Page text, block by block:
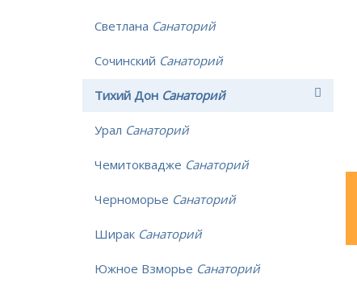
Светлана Санаторий
Сочинский Санаторий
Тихий Дон Санаторий
Урал Санаторий
Чемитоквадже Санаторий
Черноморье Санаторий
Ширак Санаторий
Южное Взморье Санаторий